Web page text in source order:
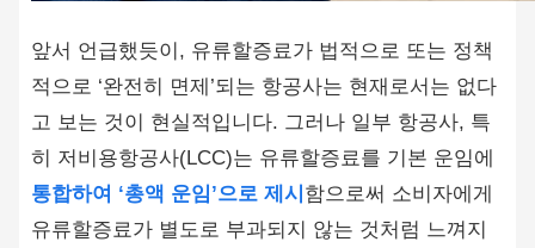
앞서 언급했듯이, 유류할증료가 법적으로 또는 정책
적으로 ‘완전히 면제’되는 항공사는 현재로서는 없다
고 보는 것이 현실적입니다. 그러나 일부 항공사, 특
히 저비용항공사(LCC)는 유류할증료를 기본 운임에
통합하여 ‘총액 운임’으로 제시 함으로써 소비자에게
유류할증료가 별도로 부과되지 않는 것처럼 느껴지